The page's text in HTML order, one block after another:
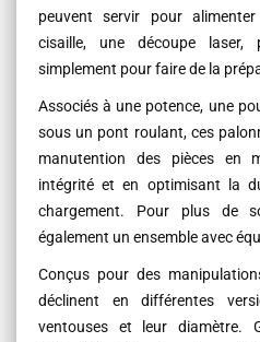
peuvent servir pour
cisaille, une découpe
simplement pour faire de la
Associés à une potence, une
sous un pont roulant, ces
manutention des pièces en
intégrité et en optimisant la
chargement. Pour plus de
également un ensemble avec
Conçus pour des
déclinent en différentes
ventouses et leur diamètre.